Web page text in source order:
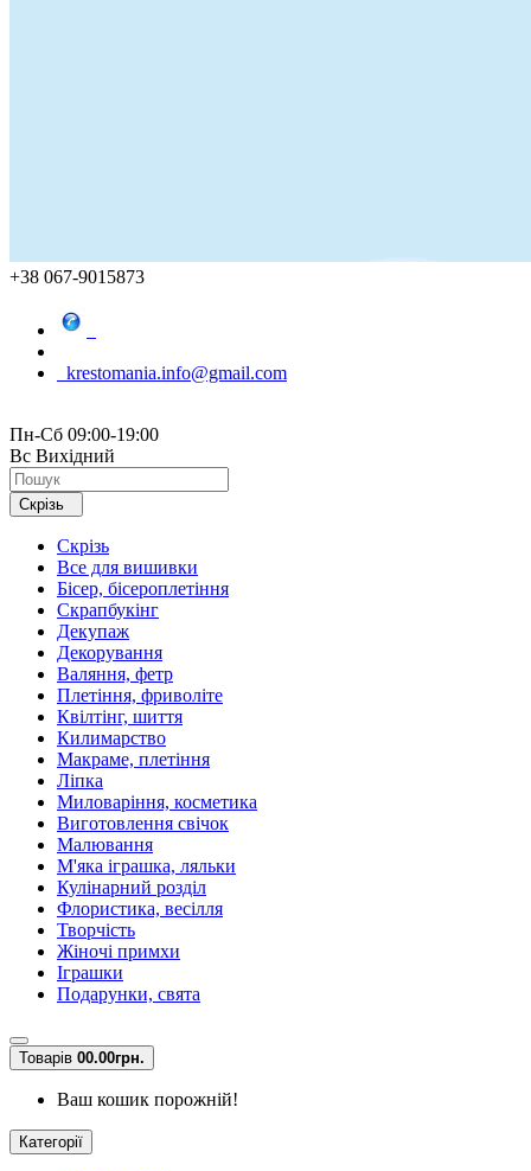
+38 067-9015873
krestomania.info@gmail.com
Пн-Сб 09:00-19:00
Вс Вихідний
Скрізь
Скрізь
Все для вишивки
Бісер, бісероплетіння
Скрапбукінг
Декупаж
Декорування
Валяння, фетр
Плетіння, фриволіте
Квілтінг, шиття
Килимарство
Макраме, плетіння
Ліпка
Миловаріння, косметика
Виготовлення свічок
Малювання
М'яка іграшка, ляльки
Кулінарний розділ
Флористика, весілля
Творчість
Жіночі примхи
Іграшки
Подарунки, свята
Товарів 00.00грн.
Ваш кошик порожній!
Категорії